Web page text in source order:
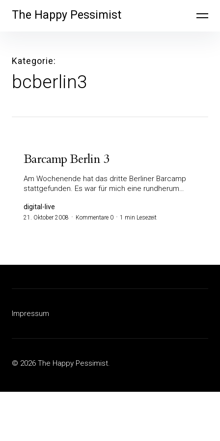
überspringen
The Happy Pessimist
Kategorie
bcberlin3
Barcamp Berlin 3
Am Wochenende hat das dritte Berliner Barcamp
stattgefunden. Es war für mich eine rundherum…
digital-live
21. Oktober 2008 Kommentare 0 1 min Lesezeit
Impressum
© 2026 The Happy Pessimist.